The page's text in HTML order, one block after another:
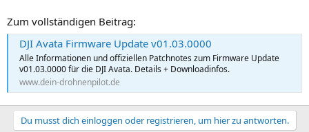
Zum vollständigen Beitrag:
DJI Avata Firmware Update v01.03.0000
Alle Informationen und offiziellen Patchnotes zum Firmware Update
v01.03.0000 für die DJI Avata. Details + Downloadinfos.
www.dein-drohnenpilot.de
Du musst dich einloggen oder registrieren, um hier zu antworten.